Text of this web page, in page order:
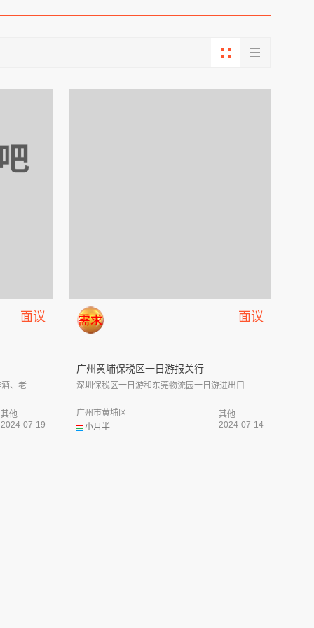
面议
、老...
其他
2024-07-19
面议
广州黄埔保税区一日游报关行
深圳保税区一日游和东莞物流园一日游进出口...
小月半
广州市黄埔区
其他
2024-07-14